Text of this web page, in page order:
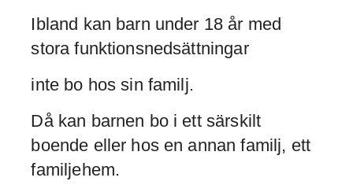
Ibland kan barn under 18 år med
stora funktionsnedsättningar
inte bo hos sin familj.
Då kan barnen bo i ett särskilt
boende eller hos en annan familj, ett
familjehem.